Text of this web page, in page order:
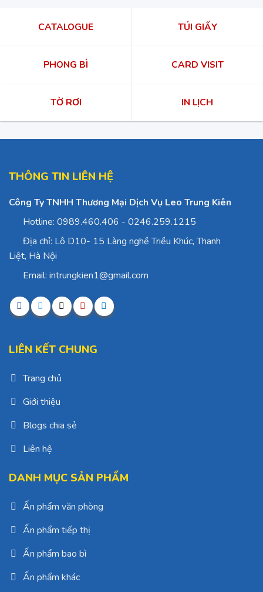
CATALOGUE TÚI GIẤY
PHONG BÌ CARD VISIT
TỜ RƠI IN LỊCH
THÔNG TIN LIÊN HỆ
Công Ty TNHH Thương Mại Dịch Vụ Leo Trung Kiên
Hotline: 0989.460.406 - 0246.259.1215
Địa chỉ: Lô D10- 15 Làng nghề Triều Khúc, Thanh
Liệt, Hà Nội
Email: intrungkien1@gmail.com
LIÊN KẾT CHUNG
Trang chủ
Giới thiệu
Blogs chia sẻ
Liên hệ
DANH MỤC SẢN PHẨM
Ấn phẩm văn phòng
Ấn phẩm tiếp thị
Ấn phẩm bao bì
Ấn phẩm khác